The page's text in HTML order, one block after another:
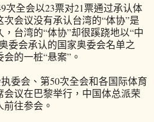
全会以23票对21票通过承认体
会议没有承认台湾的“体协”是
台湾的“体协”却很蹊跷地以“中
委会承认的国家奥委会名单之
的一桩“悬案”。
委会、第50次全会和各国际体育
议在巴黎举行，中国体总派荣
往参会。